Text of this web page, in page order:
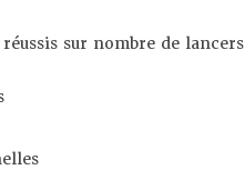
sur nombre de lancers